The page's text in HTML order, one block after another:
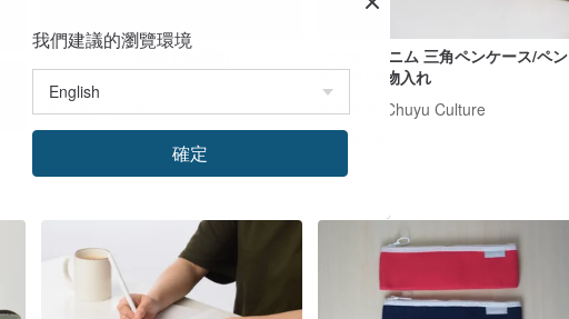
ペンケース // 筆箱 (小花柄)
nitenite__studio
US$ 18.71
Chuyu デニム 三角ペンケース/ペン
ポーチ/小物入れ
珠友文化 Chuyu Culture
US$ 5.35
我們建議的瀏覽環境
確定